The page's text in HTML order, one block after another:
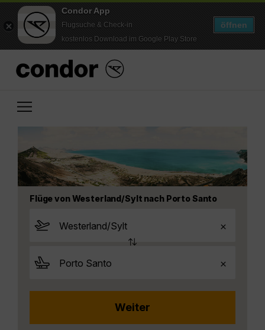
Condor App
Flugsuche & Check-in
kostenlos Download im Google Play Store
öffnen
Flüge von Westerland/Sylt nach Porto Santo